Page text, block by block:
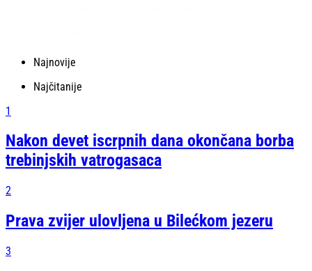
Najnovije
Najčitanije
1
Nakon devet iscrpnih dana okončana borba
trebinjskih vatrogasaca
2
Prava zvijer ulovljena u Bilećkom jezeru
3